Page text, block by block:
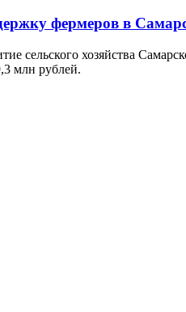
фермеров в
сельского хозяйства
млн рублей.